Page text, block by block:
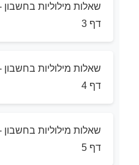
שאלות מילוליות
דף 3
שאלות מילוליות
דף 4
שאלות מילוליות
דף 5